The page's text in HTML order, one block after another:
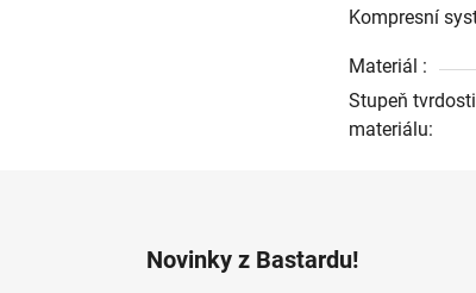
Kompresní
Materiál :
Stupeň tvrdosti
materiálu:
Novinky z Bastardu!